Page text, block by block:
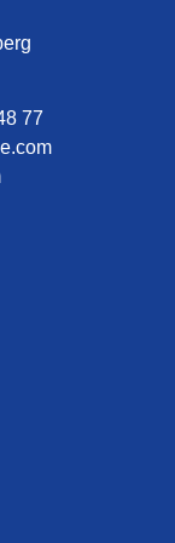
77